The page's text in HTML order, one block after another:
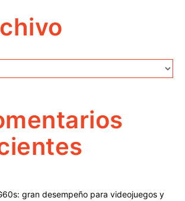
gran desempeño para videojuegos y